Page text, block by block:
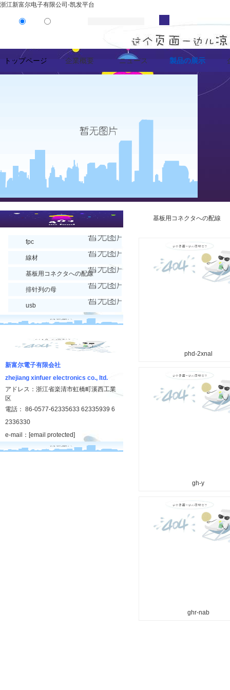
浙江新富尔电子有限公司-凯发平台
トップページ 企業概要 ニュース 製品の展示
fpc
線材
基板用コネクタへの配線
排针列の母
usb
新富尔電子有限会社
zhejiang xinfuer electronics co., ltd.
アドレス：浙江省楽清市虹橋町溪西工業
区
電話： 86-0577-62335633 62335939 6
2336330
e-mail： [email protected]
基板用コネクタへの配線
phd-2xnal
gh-y
ghr-nab